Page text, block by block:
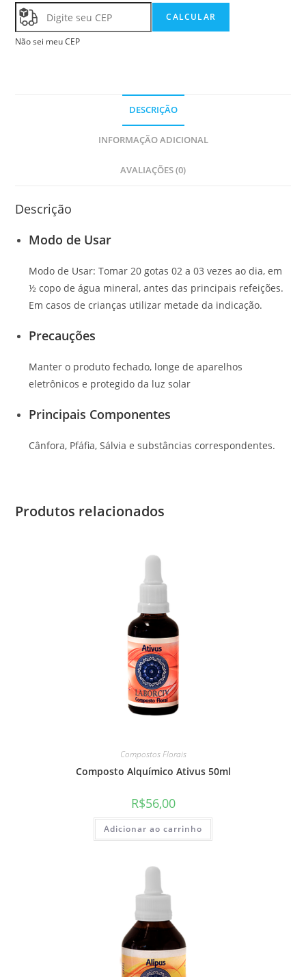
CALCULAR
Não sei meu CEP
DESCRIÇÃO
INFORMAÇÃO ADICIONAL
AVALIAÇÕES (0)
Descrição
Modo de Usar
Modo de Usar: Tomar 20 gotas 02 a 03 vezes ao dia, em
½ copo de água mineral, antes das principais refeições.
Em casos de crianças utilizar metade da indicação.
Precauções
Manter o produto fechado, longe de aparelhos
eletrônicos e protegido da luz solar
Principais Componentes
Cânfora, Pfáfia, Sálvia e substâncias correspondentes.
Produtos relacionados
Compostos Florais
Composto Alquímico Ativus 50ml
R$56,00
Adicionar ao carrinho